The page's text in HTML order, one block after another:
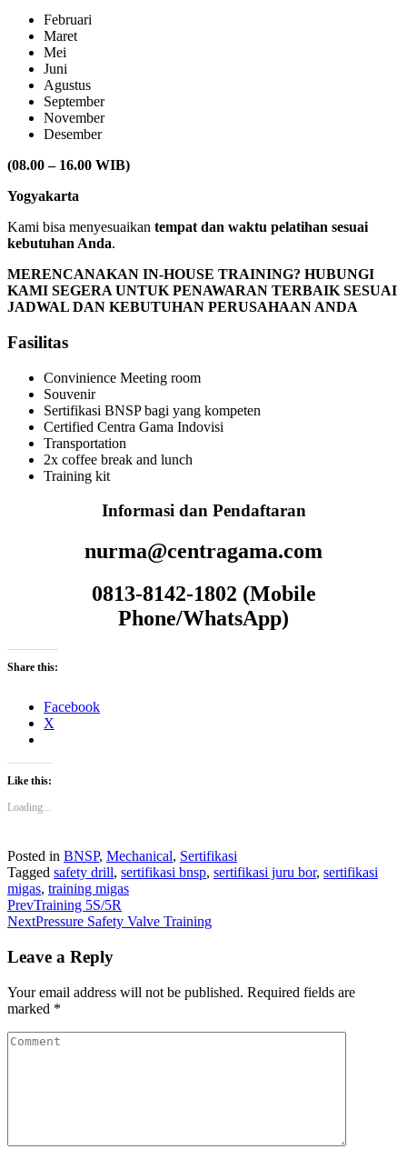
Februari
Maret
Mei
Juni
Agustus
September
November
Desember
(08.00 – 16.00 WIB)
Yogyakarta
Kami bisa menyesuaikan tempat dan waktu pelatihan sesuai
kebutuhan Anda.
MERENCANAKAN IN-HOUSE TRAINING? HUBUNGI
KAMI SEGERA UNTUK PENAWARAN TERBAIK SESUAI
JADWAL DAN KEBUTUHAN PERUSAHAAN ANDA
Fasilitas
Convinience Meeting room
Souvenir
Sertifikasi BNSP bagi yang kompeten
Certified Centra Gama Indovisi
Transportation
2x coffee break and lunch
Training kit
Informasi dan Pendaftaran
nurma@centragama.com
0813-8142-1802 (Mobile
Phone/WhatsApp)
Share this:
Facebook
X
Like this:
Loading...
Posted in BNSP, Mechanical, Sertifikasi
Tagged safety drill, sertifikasi bnsp, sertifikasi juru bor, sertifikasi
migas, training migas
PrevTraining 5S/5R
NextPressure Safety Valve Training
Leave a Reply
Your email address will not be published. Required fields are
marked *